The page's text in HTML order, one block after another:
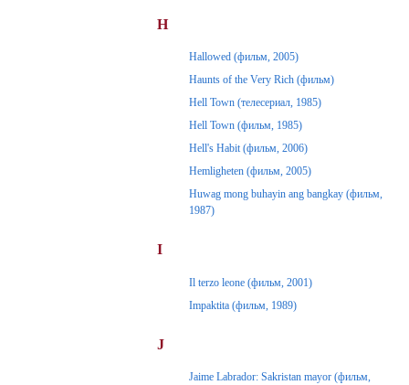
H
Hallowed (фильм, 2005)
Haunts of the Very Rich (фильм)
Hell Town (телесериал, 1985)
Hell Town (фильм, 1985)
Hell's Habit (фильм, 2006)
Hemligheten (фильм, 2005)
Huwag mong buhayin ang bangkay (фильм,
1987)
I
Il terzo leone (фильм, 2001)
Impaktita (фильм, 1989)
J
Jaime Labrador: Sakristan mayor (фильм,